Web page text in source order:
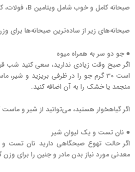
صبحانه کامل و خوب شامل ویتامین B، فولات، کلسیم و ویتامین C است.
صبحانه‌های زیر از ساده‌ترین صبحانه‌ها برای
● جو دو سر به همراه میوه
اگر صبح وقت زیادی ندارید، سعی کنید شب
است 30 گرم جو را در ظرفی بریزید و
منجمد یا خشک را به آن اضافه کنید.
اگر گیاهخوار هستید، می‌توانید از شیر و ماست
● نان تست و یک لیوان شیر
اگر حالت تهوع صبحگاهی دارید نان تست و
معدنی مورد نیاز بدن مادر و جنین را برای